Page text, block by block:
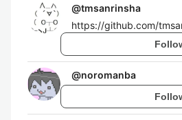
@tmsanrinsha
https://github.com/
@noromanba